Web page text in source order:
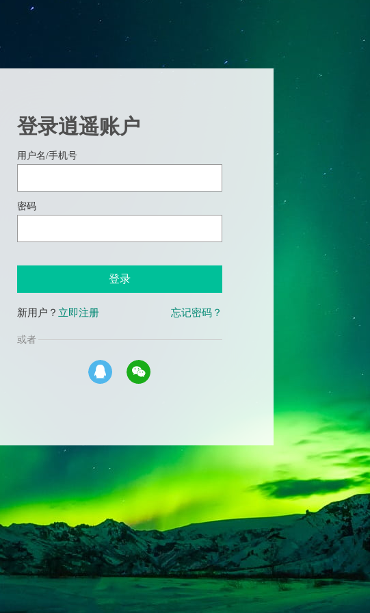
登录逍遥账户
用户名/手机号
密码
登录
新用户？ 立即注册 忘记密码？
或者